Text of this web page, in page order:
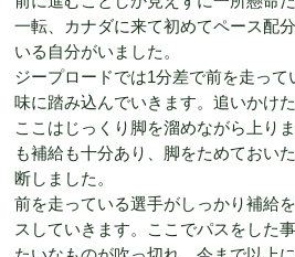
一転、カナダに来て初めてペース配
いる自分がいました。
ジープロードでは1分差で前を走っ
味に踏み込んでいきます。追いかけ
ここはじっくり脚を溜めながら上り
も補給も十分あり、脚をためておい
断しました。
前を走っている選手がしっかり補給
スしていきます。ここでパスをした